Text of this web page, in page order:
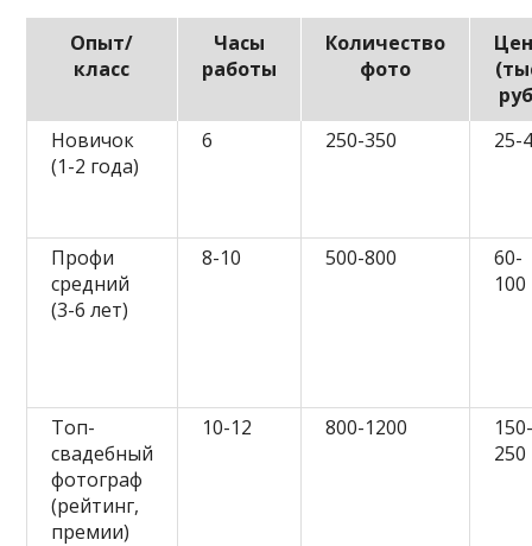
Опыт/
класс
Часы
работы
Количество
фото
Новичок
(1-2 года)
6 250-350 25-
Профи
средний
(3-6 лет)
8-10 500-800
60-
100
Топ-
свадебный
фотограф
(рейтинг,
премии)
10-12 800-1200
250